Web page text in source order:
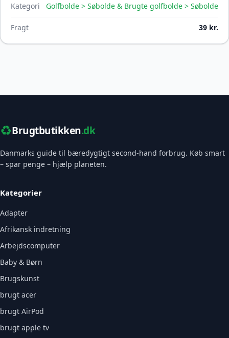
Kategori Golfbolde > Søbolde & Brugte golfbolde > Søbolde
Fragt 39 kr.
♻️Brugtbutikken.dk
Danmarks guide til bæredygtigt second-hand forbrug. Køb smart
– spar penge – hjælp planeten.
Kategorier
Adapter
Afrikansk indretning
Arbejdscomputer
Baby & Børn
Brugskunst
brugt acer
brugt AirPod
brugt apple tv